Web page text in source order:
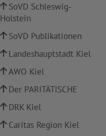
SoVD Schleswig-
Holstein
SoVD Publikationen
Landeshauptstadt Kiel
AWO Kiel
Der PARITÄTISCHE
DRK Kiel
Caritas Region Kiel